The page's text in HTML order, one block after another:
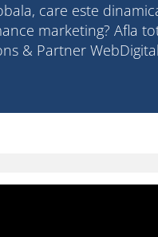
care este
marketing? Afla
& Partner